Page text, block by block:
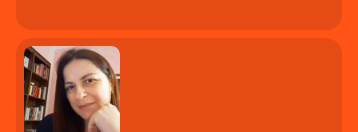
aprendizagem. Estratégias pedagógicas
e adaptações curriculares. Avaliação e
planejamento educacional especializado.
Documentos orientadores do serviço de
Atendimento Educacional Especializado
(AEE).